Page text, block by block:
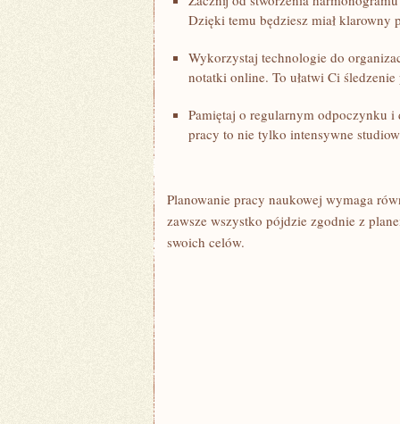
Dzięki temu będziesz​ miał klarowny
Wykorzystaj technologie do
notatki online. To ułatwi Ci
Pamiętaj o ‍regularnym odpoczynku
⁢pracy ⁣to nie tylko intensywne
Planowanie pracy ​naukowej wymaga
zawsze wszystko pójdzie zgodnie z
swoich celów.